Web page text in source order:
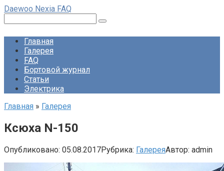
Перейти
контенту
Daewoo Nexia FAQ
Главная
Галерея
FAQ
Бортовой журнал
Статьи
Электрика
Главная » Галерея
Ксюха N-150
Опубликовано: 05.08.2017Рубрика: ГалереяАвтор: admin